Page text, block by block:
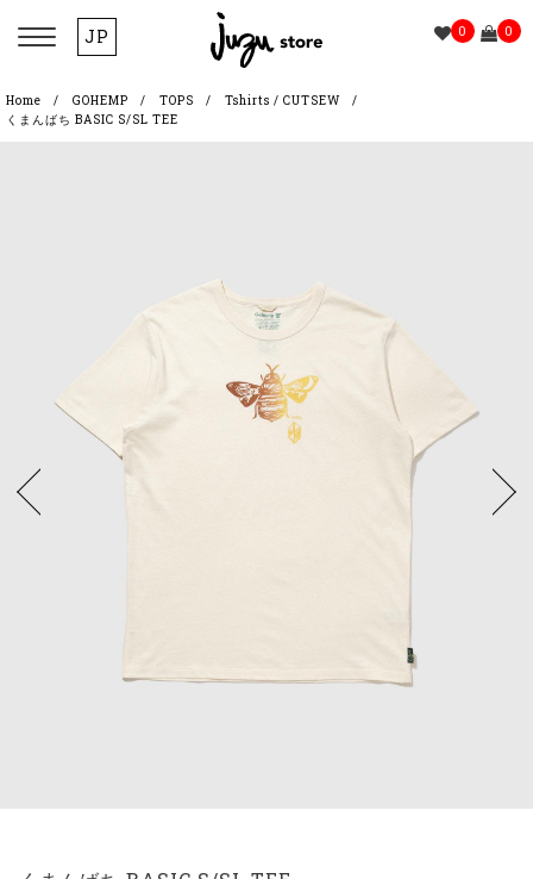
JP 0 0
Home GOHEMP TOPS
Tshirts / CUTSEW
くまんばち BASIC S/SL TEE